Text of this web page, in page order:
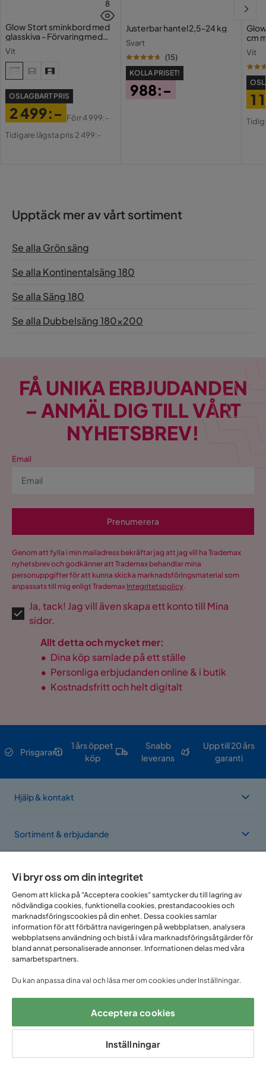
8
Glow Stort sminkbord med
glasskiva - Förvaring med
Vit
OSLAGBART PRIS
Pris
2 499:-
Original
Förr4 999:-
Tidigare lägsta pris 2 499:-
Justerbar hantel 2,5-24 kg
Svart
(15)
KOLLA PRISET!
988:-
cm
Vit
1
Upptäck mer av vårt sortiment
Se alla Grön säng
Se alla Kontinentalsäng 180
Se alla Säng 180
Se alla Dubbelsäng 180x200
FÅ UNIKA ERBJUDANDEN
– ANMÄL DIG TILL VÅRT
NYHETSBREV!
Email
Prenumerera
Genom att fylla i min mailadress bekräftar jag att jag vill ha Trademax
nyhetsbrev och godkänner att Trademax behandlar mina
personuppgifter för att kunna skicka marknadsföringsmaterial som
anpassats till mig enligt Trademax Integritetspolicy.
Ja, tack! Jag vill även skapa ett konto till Mina
sidor.
Allt detta och mycket mer:
• Dina köp samlade på ett ställe
• Personliga erbjudanden online & i butik
• Kostnadsfritt och helt digitalt
Prisgaranti
1 års öppet
köp
Snabb
leverans
Upp till 20 års
garanti
Hjälp & kontakt
Sortiment & erbjudande
Vi finns i flera länder
Följ oss på:
Vi bryr oss om din integritet
Genom att klicka på "Acceptera cookies" samtycker du till lagring av
nödvändiga cookies, funktionella cookies, prestandacookies och
marknadsföringscookies på din enhet. Dessa cookies samlar
information för att förbättra navigeringen på webbplatsen, analysera
webbplatsens användning och bistå i våra marknadsföringsåtgärder för
bland annat personaliserade annonser. Informationen delas med våra
samarbetspartners.
Du kan anpassa dina val och läsa mer om cookies under Inställningar.
Acceptera cookies
Inställningar